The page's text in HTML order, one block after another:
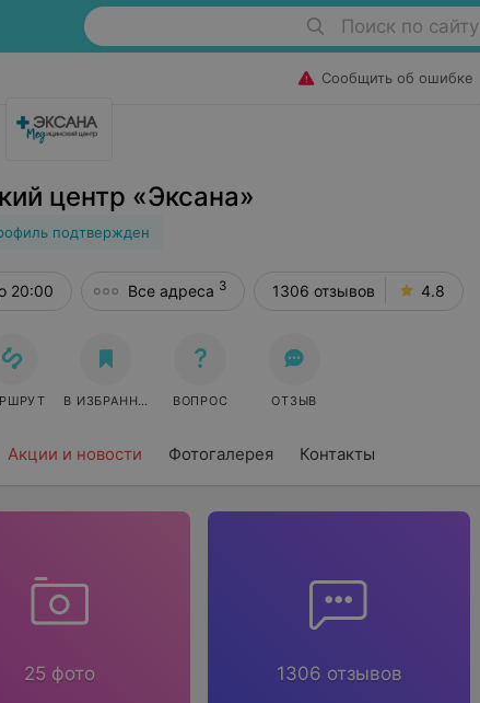
Поиск по сайту
Сообщить об ошибке
центр «Эксана»
подтвержден
Акции и новости Фотогалерея Контакты
20:00 Все адреса 3 1306 отзывов 4.8
В ИЗБРАННОЕ ВОПРОС ОТЗЫВ
25 фото 1306 отзывов